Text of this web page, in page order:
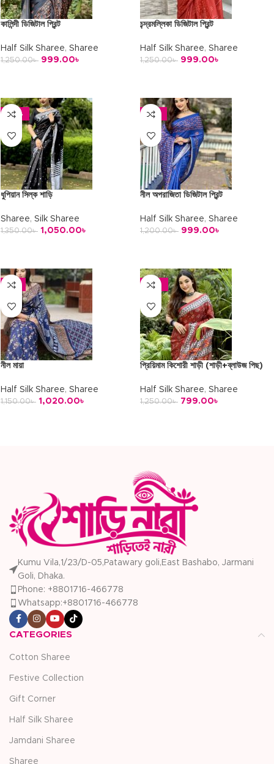
কালিন্দী ডিজিটাল প্রিন্ট
Half Silk Sharee, Sharee
1,250.00৳ 999.00৳
চন্দ্রমল্লিকা ডিজিটাল প্রিন্ট
Half Silk Sharee, Sharee
1,250.00৳ 999.00৳
-22%
ধুপিয়ান সিল্ক শাড়ি
Sharee, Silk Sharee
1,350.00৳ 1,050.00৳
-17%
নীল অপরাজিতা ডিজিটাল প্রিন্ট
Half Silk Sharee, Sharee
1,200.00৳ 999.00৳
-11%
নীল মায়া
Half Silk Sharee, Sharee
1,150.00৳ 1,020.00৳
-36%
প্রিয়িমাম কিশোরী শাড়ী (শাড়ী+ব্লাউজ পিছ)
Half Silk Sharee, Sharee
1,250.00৳ 799.00৳
Kumu Vila,1/23/D-05,Patawary goli,East Bashabo, Jarmani
Goli, Dhaka.
Phone: +8801716-466778
Whatsapp:+8801716-466778
CATEGORIES
Cotton Sharee
Festive Collection
Gift Corner
Half Silk Sharee
Jamdani Sharee
Sharee